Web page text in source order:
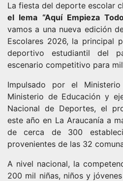
La fiesta del deporte escolar
el lema “Aquí Empieza
vamos a una nueva edición
Escolares 2026, la principal
deportivo estudiantil del
escenario competitivo para
Impulsado por el
Ministerio de Educación y
Nacional de Deportes, el
este año en La Araucanía a
de cerca de 300
provenientes de las 32
A nivel nacional, la
200 mil niñas, niños y